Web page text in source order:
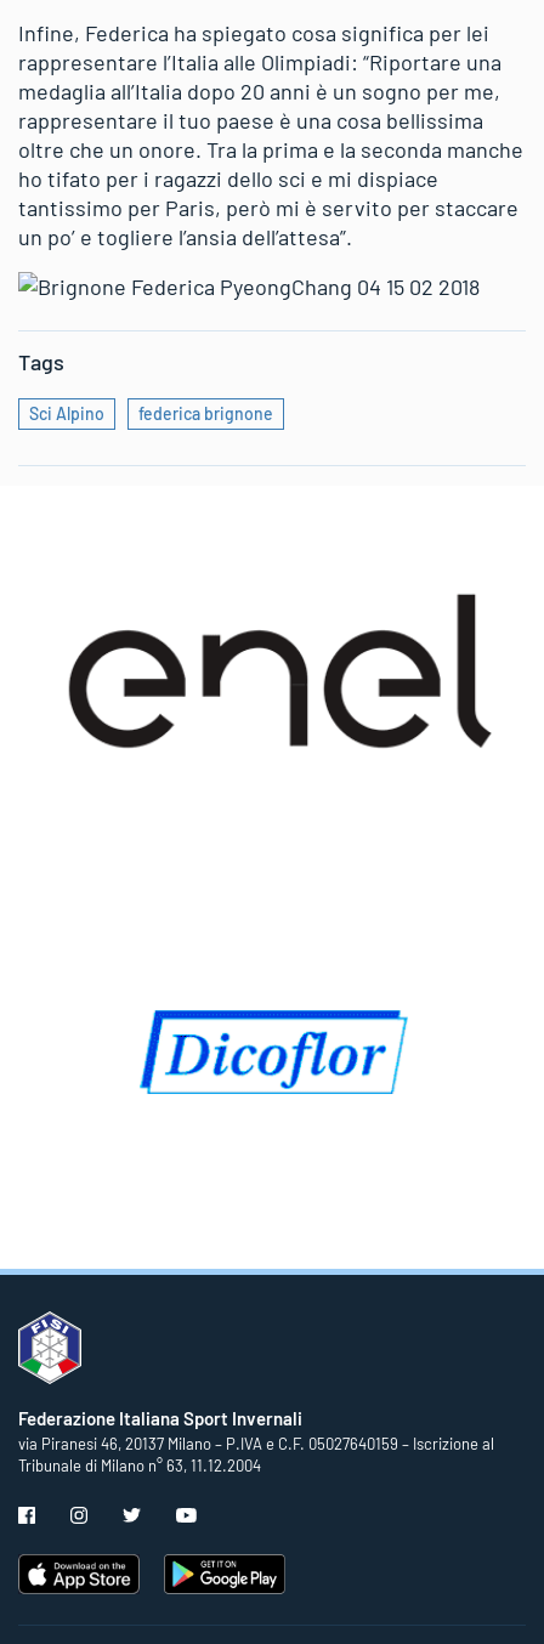
Infine, Federica ha spiegato cosa significa per lei
rappresentare l’Italia alle Olimpiadi: “Riportare una
medaglia all’Italia dopo 20 anni è un sogno per me,
rappresentare il tuo paese è una cosa bellissima
oltre che un onore. Tra la prima e la seconda manche
ho tifato per i ragazzi dello sci e mi dispiace
tantissimo per Paris, però mi è servito per staccare
un po’ e togliere l’ansia dell’attesa”.
Tags
Sci Alpino federica brignone
Federazione Italiana Sport Invernali
via Piranesi 46, 20137 Milano – P.IVA e C.F. 05027640159 – Iscrizione al
Tribunale di Milano n° 63, 11.12.2004